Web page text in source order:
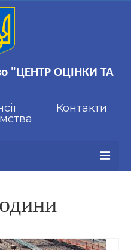
"ЦЕНТР ОЦІНКИ ТА
Контакти